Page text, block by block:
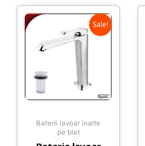
Sale!
Baterii lavoar inalte
pe blat